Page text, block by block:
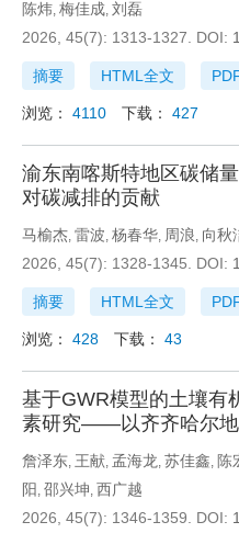
陈炜, 梅佳成, 刘磊
2026, 45(7): 1313-1327.
DOI:
摘要 HTML全文
浏览： 4110 下载： 427
渝东南喀斯特地区碳储
对碳减排的贡献
马榆杰, 雷波, 杨春华, 周浪, 向秋
2026, 45(7): 1328-1345.
DOI:
摘要 HTML全文
浏览： 428 下载： 43
基于GWR模型的土壤有
素研究——以齐齐哈尔地
詹泽东, 王献, 孟海龙, 苏佳鑫, 陈
阳, 邵兴坤, 西广越
2026, 45(7): 1346-1359.
DOI: